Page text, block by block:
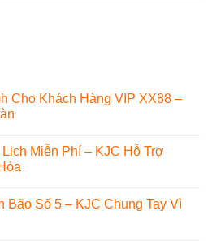
Cho Khách Hàng VIP XX88 –
Miễn Phí – KJC Hỗ Trợ
Bão Số 5 – KJC Chung Tay Vì